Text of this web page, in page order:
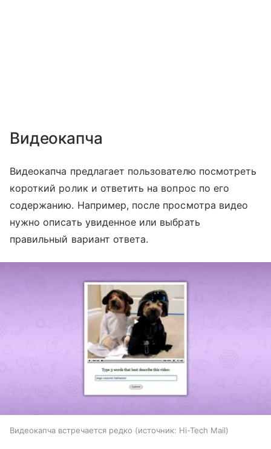
Видеокапча
Видеокапча предлагает пользователю посмотреть
короткий ролик и ответить на вопрос по его
содержанию. Например, после просмотра видео
нужно описать увиденное или выбрать
правильный вариант ответа.
Видеокапча встречается редко источник: Hi-Tech Mail